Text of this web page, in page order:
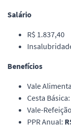
Salário
R$ 1.837,40
Benefícios
Vale
Cesta Básica:
Vale-
PPR Anual: